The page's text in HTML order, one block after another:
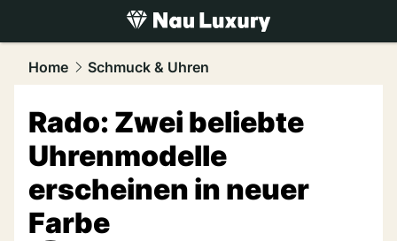
luxury.NAU.ch
Home Schmuck & Uhren
Rado: Zwei beliebte
Uhrenmodelle
erscheinen in neuer
Farbe